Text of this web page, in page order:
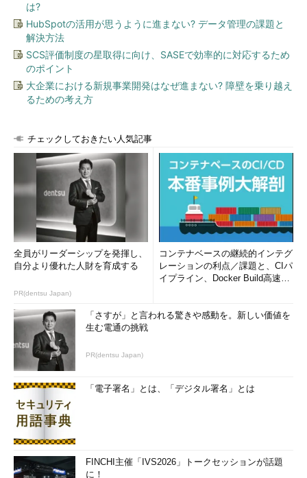
は?
HubSpotの活用が思うように進まない? データ管理の課題と
解決方法
SCS評価制度の星取得に向け、SASEで効率的に対応するため
のポイント
大企業における新規事業開発はなぜ進まない? 障壁を乗り越え
るための考え方
チェックしておきたい人気記事
全員がリーダーシップを発揮し、
自分より優れた人財を育成する
PR(dentsu Japan)
コンテナベースの継続的インテグ
レーションの利点／課題と、CIパ
イプライン、Docker Build高速化
「さすが」と言われる驚きや感動を。新しい価値を
生む電通の挑戦
PR(dentsu Japan)
「電子署名」とは、「デジタル署名」とは
FINCHI主催「IVS2026」トークセッションが話題
に！